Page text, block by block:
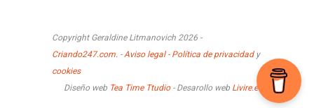
Copyright Geraldine Litmanovich 2026 -
Criando247.com. -Aviso legal - Política de privacidady
cookies
Diseño web Tea Time Ttudio- Desarollo web Livire.es